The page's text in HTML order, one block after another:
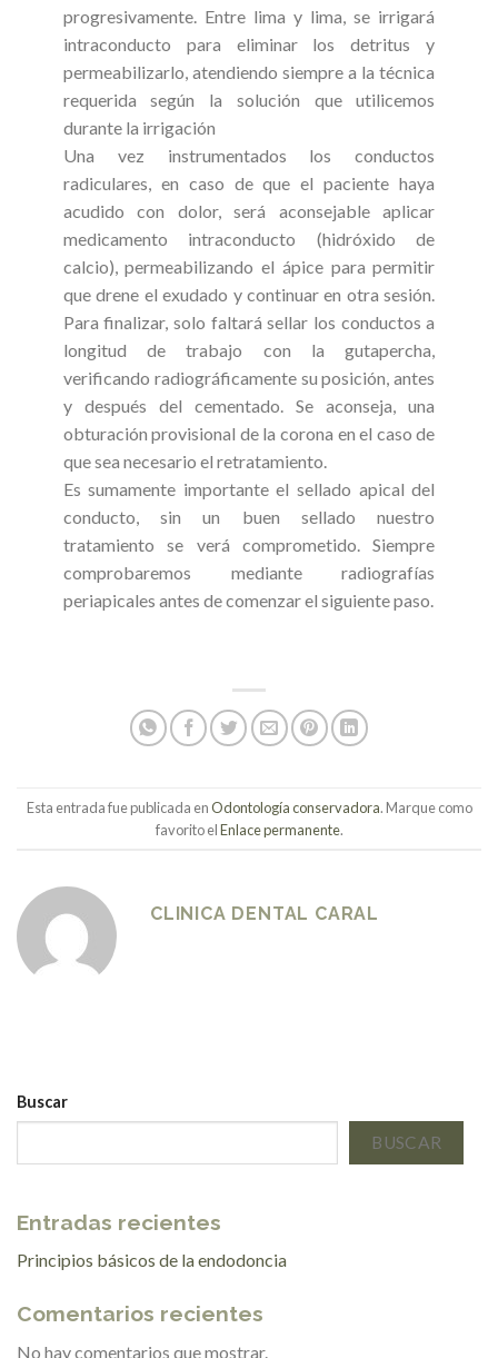
progresivamente. Entre lima y lima, se irrigará
intraconducto para eliminar los detritus y
permeabilizarlo, atendiendo siempre a la técnica
requerida según la solución que utilicemos
durante la irrigación
Una vez instrumentados los conductos
radiculares, en caso de que el paciente haya
acudido con dolor, será aconsejable aplicar
medicamento intraconducto (hidróxido de
calcio), permeabilizando el ápice para permitir
que drene el exudado y continuar en otra sesión.
Para finalizar, solo faltará sellar los conductos a
longitud de trabajo con la gutapercha,
verificando radiográficamente su posición, antes
y después del cementado. Se aconseja, una
obturación provisional de la corona en el caso de
que sea necesario el retratamiento.
Es sumamente importante el sellado apical del
conducto, sin un buen sellado nuestro
tratamiento se verá comprometido. Siempre
comprobaremos mediante radiografías
periapicales antes de comenzar el siguiente paso.
Esta entrada fue publicada enOdontología conservadora. Marque como
favorito elEnlace permanente.
CLINICA DENTAL CARAL
Buscar
BUSCAR
Entradas recientes
Principios básicos de la endodoncia
Comentarios recientes
No hay comentarios que mostrar.